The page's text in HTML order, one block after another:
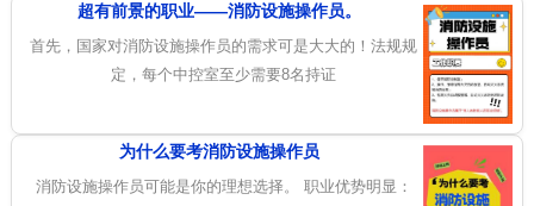
超有前景的职业——消防设施操作员。
首先，国家对消防设施操作员的需求可是大大的！法规规
定，每个中控室至少需要8名持证
为什么要考消防设施操作员
消防设施操作员可能是你的理想选择。 职业优势明显：